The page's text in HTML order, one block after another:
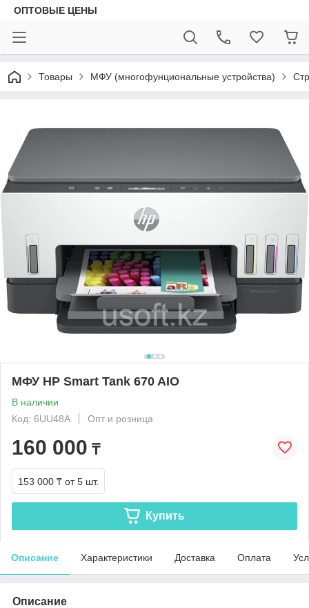
ОПТОВЫЕ ЦЕНЫ
Товары МФУ (многофунциональные устройства)
МФУ HP Smart Tank 670 AIO
В наличии
Код: 6UU48A
Опт и розница
160 000 ₸
153 000 ₸ от 5 шт.
Купить
Описание Характеристики Доставка Оплата
Описание